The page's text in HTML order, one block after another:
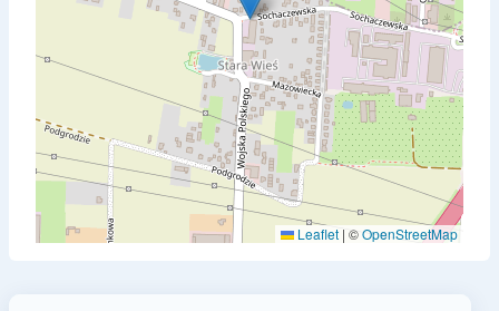
Leaflet | ©OpenStreetMap